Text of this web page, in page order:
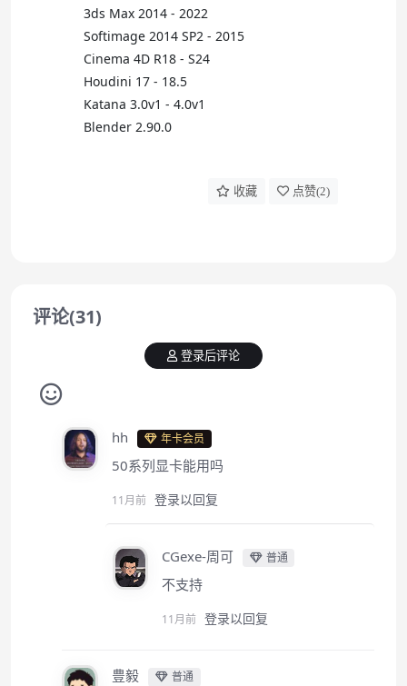
3ds Max 2014 - 2022
Softimage 2014 SP2 - 2015
Cinema 4D R18 - S24
Houdini 17 - 18.5
Katana 3.0v1 - 4.0v1
Blender 2.90.0
收藏 点赞(2)
评论(31)
登录后评论
hh 年卡会员
50系列显卡能用吗
11月前 登录以回复
CGexe-周可 普通
不支持
11月前 登录以回复
豊毅 普通